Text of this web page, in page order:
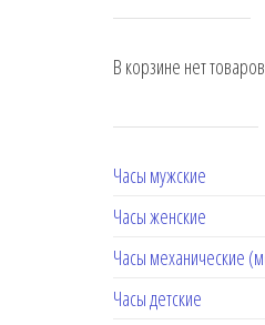
В корзине нет
Часы мужские
Часы женские
Часы механические
Часы детские